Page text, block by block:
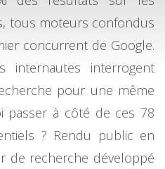
tous moteurs confondus
concurrent de Google.
internautes interrogent
pour une même
passer à côté de ces 78
? Rendu public en
de recherche développé